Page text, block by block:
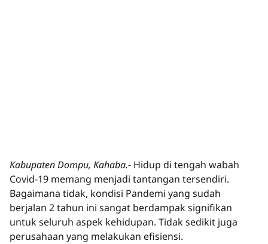
Kabupaten Dompu, Kahaba.- Hidup di tengah wabah
Covid-19 memang menjadi tantangan tersendiri.
Bagaimana tidak, kondisi Pandemi yang sudah
berjalan 2 tahun ini sangat berdampak signifikan
untuk seluruh aspek kehidupan. Tidak sedikit juga
perusahaan yang melakukan efisiensi.